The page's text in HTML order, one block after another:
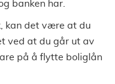
banken har.
kan det være at du
ved at du går ut av
på å flytte boliglån